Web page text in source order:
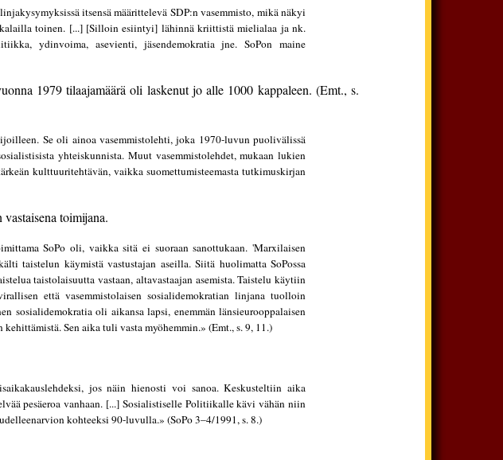
itsensä määrittelevä SDP:n vasemmisto, mikä näkyi
toinen. [...] [Silloin esiintyi] lähinnä kriittistä mielialaa ja nk.
ydinvoima, asevienti, jäsendemokratia jne. SoPon maine
1979 tilaajamäärä oli laskenut jo alle 1000 kappaleen. (Emt., s.
Se oli ainoa vasemmistolehti, joka 1970-luvun puolivälissä
yhteiskunnista. Muut vasemmistolehdet, mukaan lukien
kulttuuritehtävän, vaikka suomettumisteemasta tutkimuskirjan
toimijana.
SoPo oli, vaikka sitä ei suoraan sanottukaan. 'Marxilaisen
taistelun käymistä vastustajan aseilla. Siitä huolimatta SoPossa
taistolaisuutta vastaan, altavastaajan asemista. Taistelu käytiin
että vasemmistolaisen sosialidemokratian linjana tuolloin
sosialidemokratia oli aikansa lapsi, enemmän länsieurooppalaisen
Sen aika tuli vasta myöhemmin.» (Emt., s. 9, 11.)
jos näin hienosti voi sanoa. Keskusteltiin aika
pesäeroa vanhaan. [...] Sosialistiselle Politiikalle kävi vähän niin
kohteeksi 90-luvulla.» (SoPo 3–4/1991, s. 8.)